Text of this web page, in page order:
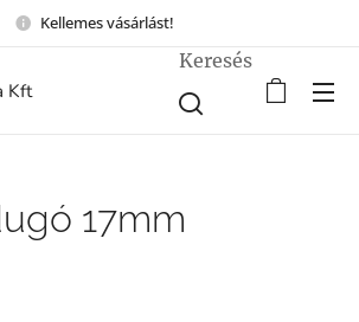
Kellemes vásárlást!
Kft
Keresés
17mm